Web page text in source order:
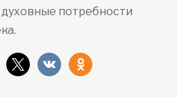
потребности
x vkontakteodnoklassniki